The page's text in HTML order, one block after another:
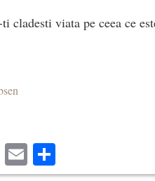
cladesti viata pe ceea ce
Twitter
Email